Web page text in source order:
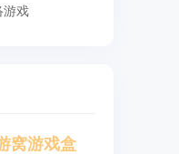
游戏
窝游戏盒